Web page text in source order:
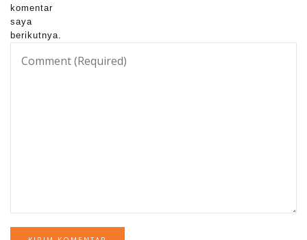
komentar
saya
berikutnya.